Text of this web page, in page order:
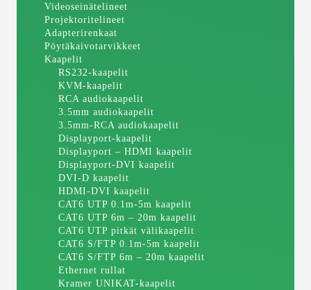
Videoseinätelineet
Projektoritelineet
Adapterirenkaat
Pöytäkaivotarvikkeet
Kaapelit
RS232-kaapelit
KVM-kaapelit
RCA audiokaapelit
3.5mm audiokaapelit
3.5mm-RCA audiokaapelit
Displayport-kaapelit
Displayport – HDMI kaapelit
Displayport-DVI kaapelit
DVI-D kaapelit
HDMI-DVI kaapelit
CAT6 UTP 0.1m-5m kaapelit
CAT6 UTP 6m – 20m kaapelit
CAT6 UTP pitkät välikaapelit
CAT6 S/FTP 0.1m-5m kaapelit
CAT6 S/FTP 6m – 20m kaapelit
Ethernet rullat
Kramer UNIKAT-kaapelit